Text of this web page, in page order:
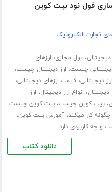
فول نود بیت کوین
تجارت الکترونیک
، پول مجازی، ارزهای
چیست، ارز دیجیتال چیست،
دیجیتالی، قیمت ارزهای دیجیتالی،
دیجیتال، انواع ارز دیجیتال، ارز
،بیت کوین چیست،بیت کوین چیست
کار میکند،آموزش بیت کوین،
و چه کاربردی دارد
دانلود کتاب